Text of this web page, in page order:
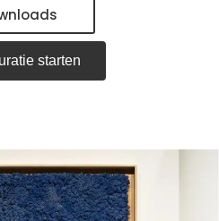
starten